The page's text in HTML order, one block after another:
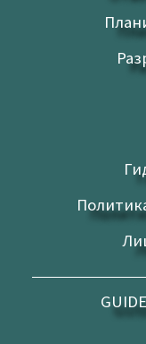
Я прочитал и
Политикой